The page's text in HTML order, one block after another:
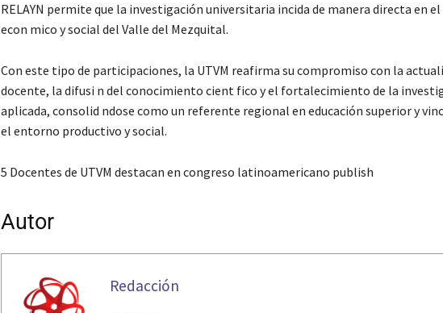
RELAYN permite que la investigación universitaria incida de manera directa en
econ mico y social del Valle del Mezquital.
Con este tipo de participaciones, la UTVM reafirma su compromiso con la
docente, la difusi n del conocimiento cient fico y el fortalecimiento de la
aplicada, consolid ndose como un referente regional en educación superior y
el entorno productivo y social.
5 Docentes de UTVM destacan en congreso latinoamericano publish
Autor
Redacción